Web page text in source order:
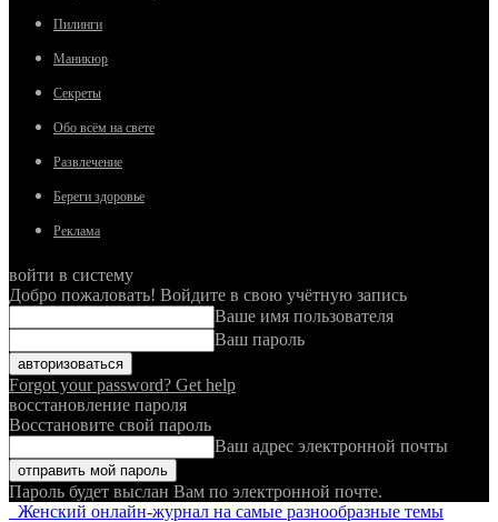
Пилинги
Маникюр
Секреты
Обо всём на свете
Развлечение
Береги здоровье
Реклама
войти в систему
Добро пожаловать! Войдите в свою учётную запись
Ваше имя пользователя
Ваш пароль
Forgot your password? Get help
восстановление пароля
Восстановите свой пароль
Ваш адрес электронной почты
Пароль будет выслан Вам по электронной почте.
Женский онлайн-журнал на самые разнообразные темы